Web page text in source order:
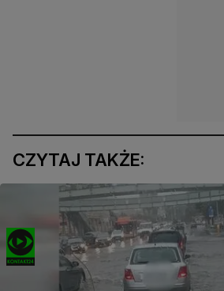
CZYTAJ TAKŻE: